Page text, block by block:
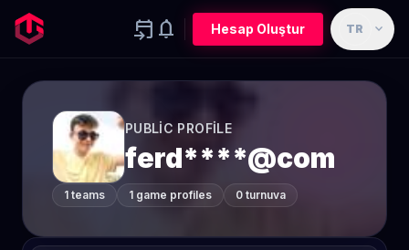
event_upcoming notifications Hesap Oluştur TR expand_more
PUBLIC PROFILE
ferd****@com
1 teams 1 game profiles 0 turnuva